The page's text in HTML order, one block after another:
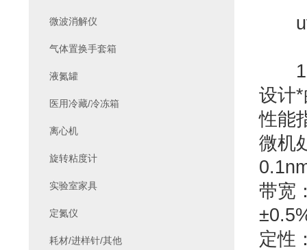
uv
1.
设计
性能
微机
带宽
定性
微波消解仪
气体置换手套箱
液氮罐
医用冷藏/冷冻箱
离心机
旋转粘度计
实验室家具
定氮仪
耗材/进样针/其他